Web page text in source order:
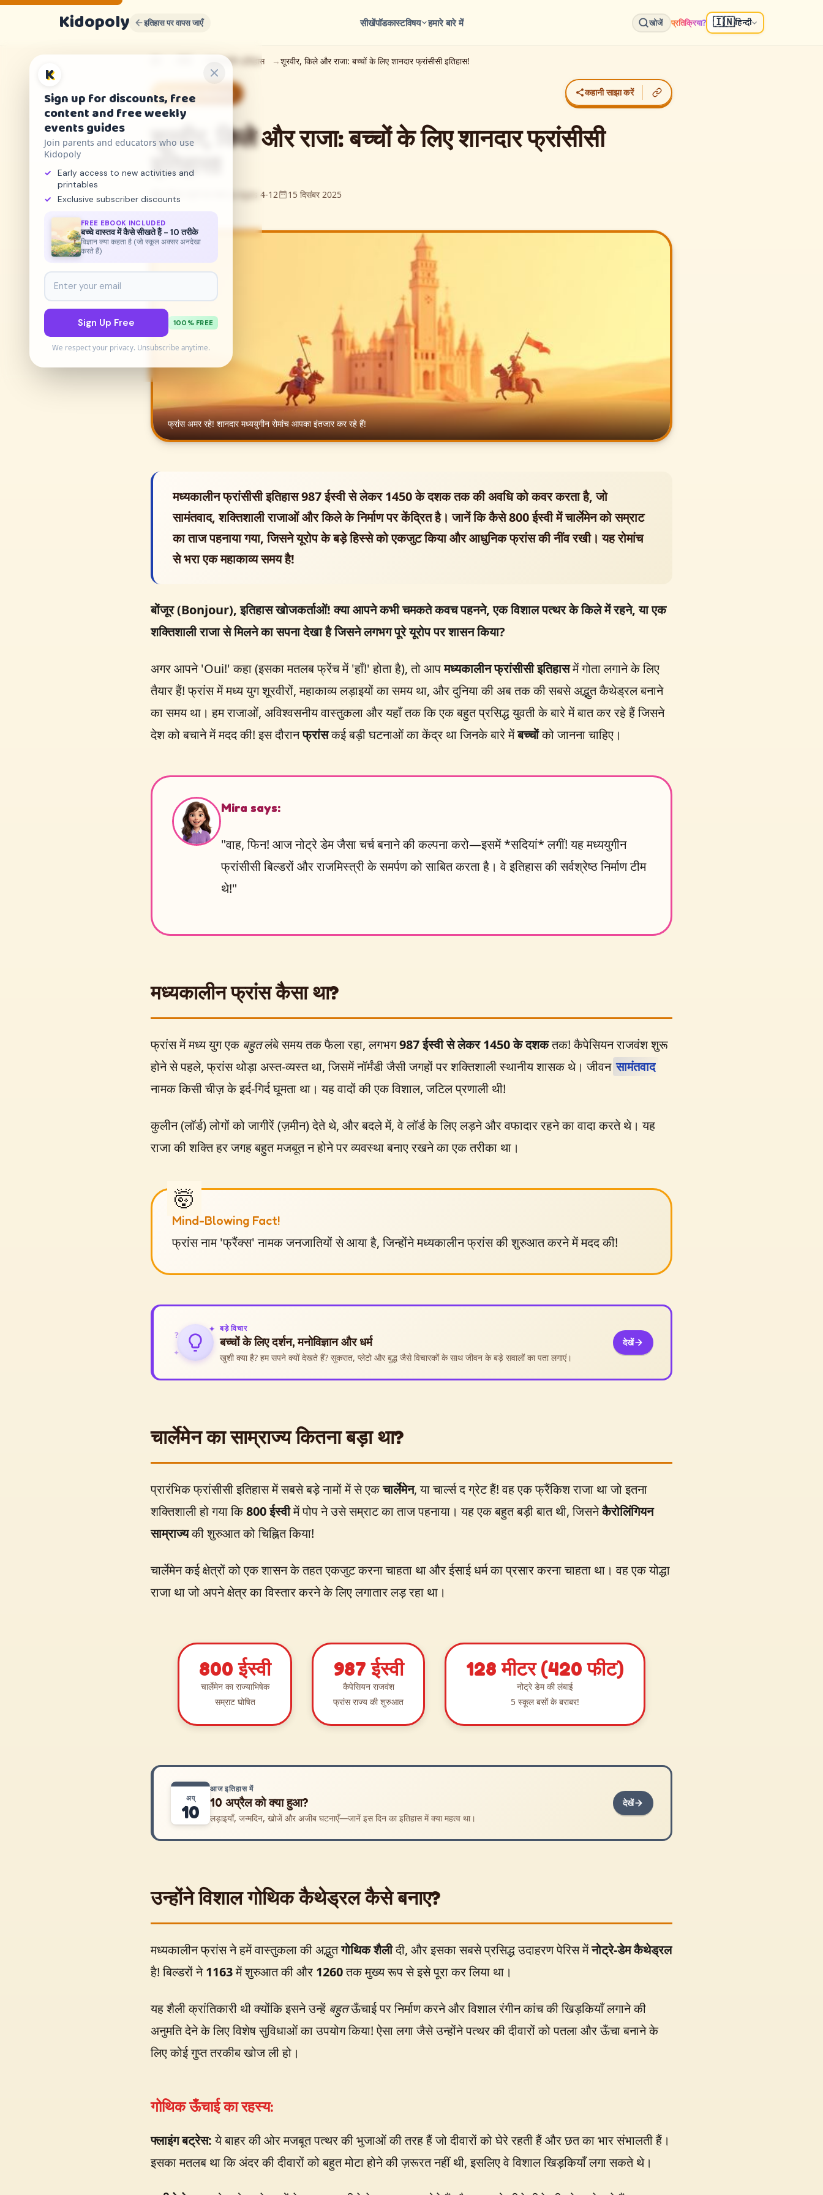
Kidopoly इतिहास पर वापस जाएँ सीखेंपॉडकास्टविषय हमारे बारे में खोजें प्रतिक्रिया? 🇮🇳हिन्दी
मध्यकालीन इतिहास शूरवीर, किले और राजा: बच्चों के लिए शानदार फ्रांसीसी इतिहास!
Medieval History कहानी साझा करें
शूरवीर, किले और राजा: बच्चों के लिए शानदार फ्रांसीसी
इतिहास!
5 मिनट पढ़ने का समय Ages 4-12 15 दिसंबर 2025
फ्रांस अमर रहे! शानदार मध्ययुगीन रोमांच आपका इंतजार कर रहे हैं!
मध्यकालीन फ्रांसीसी इतिहास 987 ईस्वी से लेकर 1450 के दशक तक की अवधि को कवर करता है, जो
सामंतवाद, शक्तिशाली राजाओं और किले के निर्माण पर केंद्रित है। जानें कि कैसे 800 ईस्वी में चार्लेमेन को सम्राट
का ताज पहनाया गया, जिसने यूरोप के बड़े हिस्से को एकजुट किया और आधुनिक फ्रांस की नींव रखी। यह रोमांच
से भरा एक महाकाव्य समय है!
बोंजूर (Bonjour), इतिहास खोजकर्ताओं! क्या आपने कभी चमकते कवच पहनने, एक विशाल पत्थर के किले में रहने, या एक
शक्तिशाली राजा से मिलने का सपना देखा है जिसने लगभग पूरे यूरोप पर शासन किया?
अगर आपने 'Oui!' कहा (इसका मतलब फ्रेंच में 'हाँ!' होता है), तो आपमध्यकालीन फ्रांसीसी इतिहासमें गोता लगाने के लिए
तैयार हैं! फ्रांस में मध्य युग शूरवीरों, महाकाव्य लड़ाइयों का समय था, और दुनिया की अब तक की सबसे अद्भुत कैथेड्रल बनाने
का समय था। हम राजाओं, अविश्वसनीय वास्तुकला और यहाँ तक कि एक बहुत प्रसिद्ध युवती के बारे में बात कर रहे हैं जिसने
देश को बचाने में मदद की! इस दौरानफ्रांसकई बड़ी घटनाओं का केंद्र था जिनके बारे मेंबच्चोंको जानना चाहिए।
Mira says:
"वाह, फिन! आज नोट्रे डेम जैसा चर्च बनाने की कल्पना करो—इसमें *सदियां* लगीं! यह मध्ययुगीन
फ्रांसीसी बिल्डरों और राजमिस्त्री के समर्पण को साबित करता है। वे इतिहास की सर्वश्रेष्ठ निर्माण टीम
थे!"
मध्यकालीन फ्रांस कैसा था?
फ्रांस में मध्य युग एक बहुतलंबे समय तक फैला रहा, लगभग987 ईस्वी से लेकर 1450 के दशकतक! कैपेसियन राजवंश शुरू
होने से पहले, फ्रांस थोड़ा अस्त-व्यस्त था, जिसमें नॉर्मंडी जैसी जगहों पर शक्तिशाली स्थानीय शासक थे। जीवन सामंतवाद
नामक किसी चीज़ के इर्द-गिर्द घूमता था। यह वादों की एक विशाल, जटिल प्रणाली थी!
कुलीन (लॉर्ड) लोगों को जागीरें (ज़मीन) देते थे, और बदले में, वे लॉर्ड के लिए लड़ने और वफादार रहने का वादा करते थे। यह
राजा की शक्ति हर जगह बहुत मजबूत न होने पर व्यवस्था बनाए रखने का एक तरीका था।
Mind-Blowing Fact!
फ्रांस नाम 'फ्रैंक्स' नामक जनजातियों से आया है, जिन्होंने मध्यकालीन फ्रांस की शुरुआत करने में मदद की!
✦
✦
?
बड़े विचार
बच्चों के लिए दर्शन, मनोविज्ञान और धर्म
खुशी क्या है? हम सपने क्यों देखते हैं? सुकरात, प्लेटो और बुद्ध जैसे विचारकों के साथ जीवन के बड़े सवालों का पता लगाएं।
देखें
चार्लेमेन का साम्राज्य कितना बड़ा था?
प्रारंभिक फ्रांसीसी इतिहास में सबसे बड़े नामों में से एकचार्लेमेन, या चार्ल्स द ग्रेट हैं! वह एक फ्रैंकिश राजा था जो इतना
शक्तिशाली हो गया कि800 ईस्वीमें पोप ने उसे सम्राट का ताज पहनाया। यह एक बहुत बड़ी बात थी, जिसनेकैरोलिंगियन
साम्राज्यकी शुरुआत को चिह्नित किया!
चार्लेमेन कई क्षेत्रों को एक शासन के तहत एकजुट करना चाहता था और ईसाई धर्म का प्रसार करना चाहता था। वह एक योद्धा
राजा था जो अपने क्षेत्र का विस्तार करने के लिए लगातार लड़ रहा था।
800 ईस्वी
चार्लेमेन का राज्याभिषेक
सम्राट घोषित
987 ईस्वी
कैपेसियन राजवंश
फ्रांस राज्य की शुरुआत
128 मीटर (420 फीट)
नोट्रे डेम की लंबाई
5 स्कूल बसों के बराबर!
अप्
10
आज इतिहास में
10 अप्रैल को क्या हुआ?
लड़ाइयाँ, जन्मदिन, खोजें और अजीब घटनाएँ—जानें इस दिन का इतिहास में क्या महत्व था।
देखें
उन्होंने विशाल गोथिक कैथेड्रल कैसे बनाए?
मध्यकालीन फ्रांस ने हमें वास्तुकला की अद्भुतगोथिक शैलीदी, और इसका सबसे प्रसिद्ध उदाहरण पेरिस मेंनोट्रे-डेम कैथेड्रल
है! बिल्डरों ने1163में शुरुआत की और 1260तक मुख्य रूप से इसे पूरा कर लिया था।
यह शैली क्रांतिकारी थी क्योंकि इसने उन्हें बहुतऊँचाई पर निर्माण करने और विशाल रंगीन कांच की खिड़कियाँ लगाने की
अनुमति देने के लिए विशेष सुविधाओं का उपयोग किया! ऐसा लगा जैसे उन्होंने पत्थर की दीवारों को पतला और ऊँचा बनाने के
लिए कोई गुप्त तरकीब खोज ली हो।
गोथिक ऊँचाई का रहस्य:
फ्लाइंग बट्रेस:ये बाहर की ओर मजबूत पत्थर की भुजाओं की तरह हैं जो दीवारों को घेरे रहती हैं और छत का भार संभालती हैं।
इसका मतलब था कि अंदर की दीवारों को बहुत मोटा होने की ज़रूरत नहीं थी, इसलिए वे विशाल खिड़कियाँ लगा सकते थे।
K
Sign up for discounts, free
content and free weekly
events guides
Join parents and educators who use
Kidopoly
Early access to new activities and
printables
Exclusive subscriber discounts
FREE EBOOK INCLUDED
बच्चे वास्तव में कैसे सीखते हैं - 10 तरीके
विज्ञान क्या कहता है (जो स्कूल अक्सर अनदेखा
करते हैं)
Sign Up Free 100% FREE
We respect your privacy. Unsubscribe anytime.